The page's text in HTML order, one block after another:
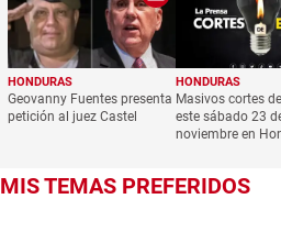
HONDURAS
Geovanny Fuentes presenta
petición al juez Castel
HONDURAS
Masivos cortes
este sábado 23
noviembre en
MIS TEMAS PREFERIDOS